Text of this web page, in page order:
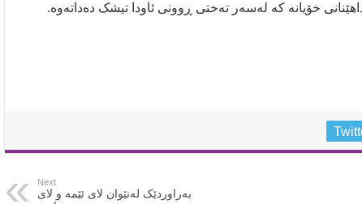
خۆیانە کە لەسەر تەختی ڕوونی ئاودا تیشک دەداتەوە.
Next
بەراوردێک لەنێوان لای ئێمە و لای